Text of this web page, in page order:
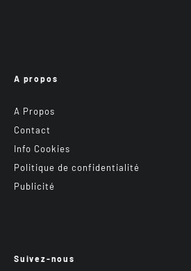
A propos
A Propos
Contact
Info Cookies
Politique de confidentialité
Publicité
Suivez-nous